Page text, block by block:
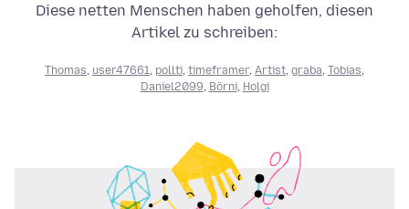
Diese netten Menschen haben geholfen, diesen
Artikel zu schreiben:
Thomas user47661 pollti timeframer, Artist graba Tobias
Daniel2099 Börni, Holgi